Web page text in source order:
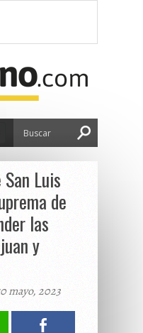
Luis
de
las
y
mayo, 2023